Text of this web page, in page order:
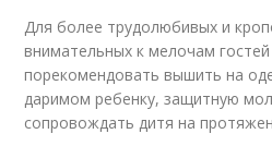
Для более трудолюбивых и
внимательных к мелочам
порекомендовать вышить на
даримом ребенку, защитную
сопровождать дитя на